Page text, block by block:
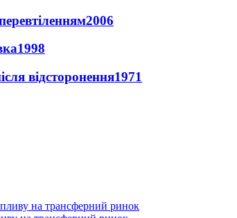
2006
1998
відсторонення1971